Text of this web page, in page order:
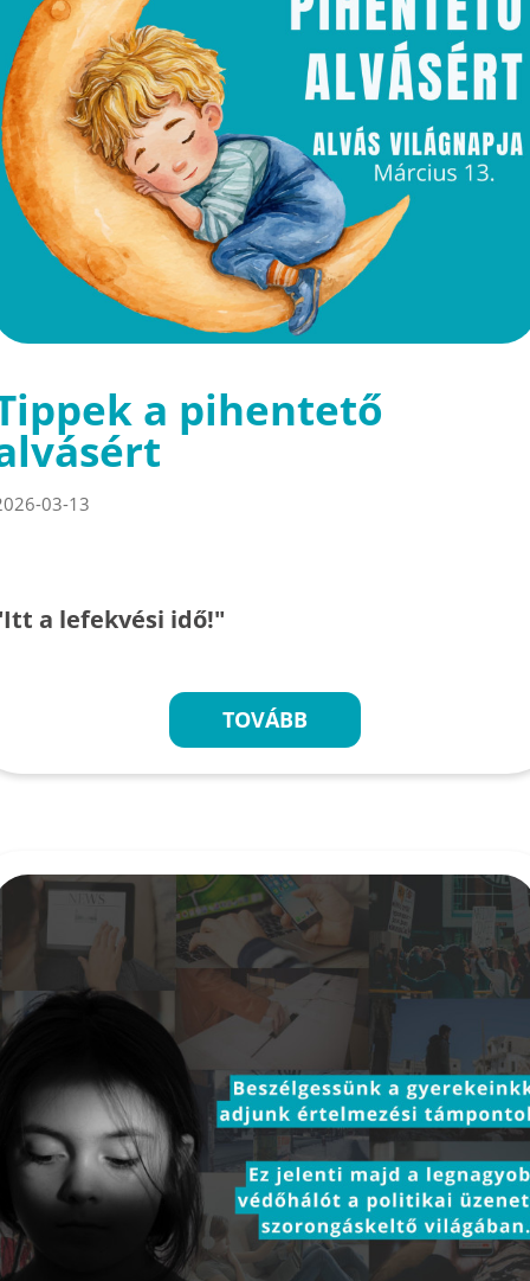
a pihentető
03-13
a lefekvési idő!"
TOVÁBB